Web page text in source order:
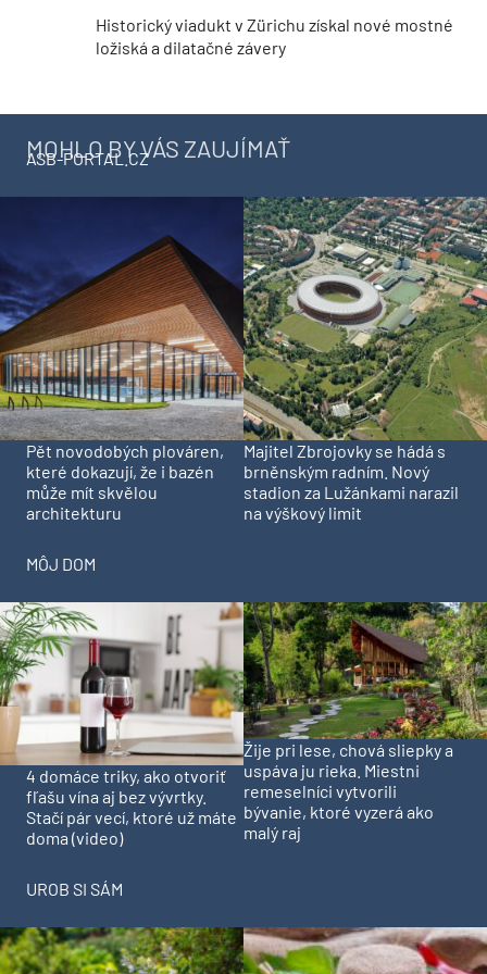
Historický viadukt v Zürichu získal nové mostné
ložiská a dilatačné závery
MOHLO BY VÁS ZAUJÍMAŤ
ASB-PORTAL.CZ
Pět novodobých plováren,
které dokazují, že i bazén
může mít skvělou
architekturu
Majitel Zbrojovky se hádá s
brněnským radním. Nový
stadion za Lužánkami narazil
na výškový limit
MÔJ DOM
4 domáce triky, ako otvoriť
fľašu vína aj bez vývrtky.
Stačí pár vecí, ktoré už máte
doma (video)
Žije pri lese, chová sliepky a
uspáva ju rieka. Miestni
remeselníci vytvorili
bývanie, ktoré vyzerá ako
malý raj
UROB SI SÁM